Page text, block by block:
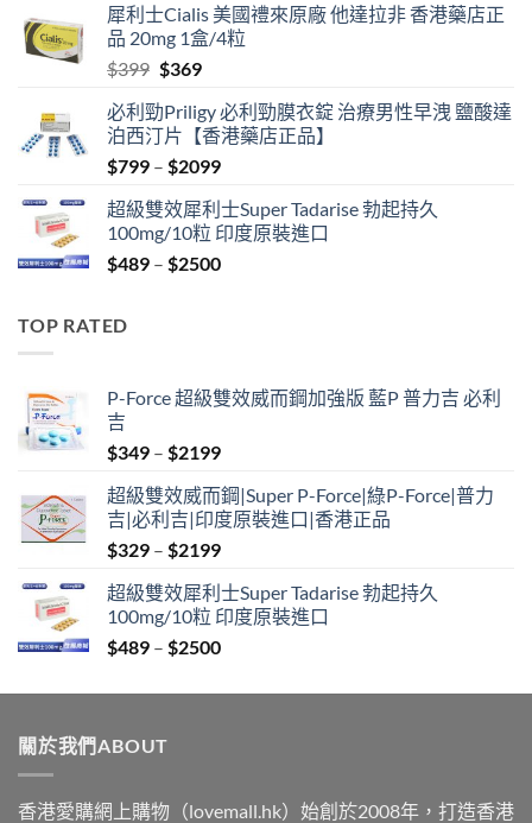
was:
$500.
is:
$450.
犀利士Cialis 美國禮來原廠 他達拉非 香港藥店正
品 20mg 1盒/4粒
$399 Original
was:
$399.
$369Current
is:
$369.
必利勁Priligy 必利勁膜衣錠 治療男性早洩 鹽酸達
泊西汀片【香港藥店正品】
$799 – $2099Price
$799
through
$2099
超級雙效犀利士Super Tadarise 勃起持久
100mg/10粒 印度原裝進口
$489 – $2500Price
TOP RATED
P-Force 超級雙效威而鋼加強版 藍P 普力吉 必利
吉
$349 – $2199Price
$349
through
$2199
超級雙效威而鋼|Super P-Force|綠P-Force|普力
吉|必利吉|印度原裝進口|香港正品
$329 – $2199Price
$329
through
$2199
超級雙效犀利士Super Tadarise 勃起持久
100mg/10粒 印度原裝進口
$489 – $2500Price
$489
關於我們ABOUT
香港愛購網上購物（lovemall.hk）始創於2008年，打造香港